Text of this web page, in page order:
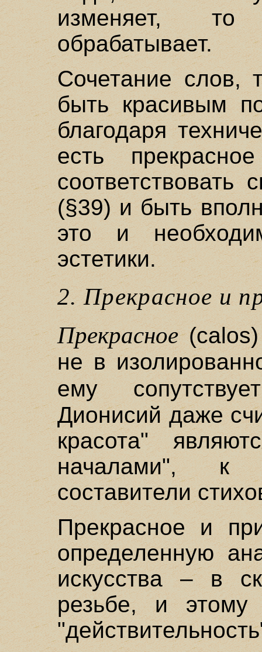
изменяет, то
обрабатывает.
Сочетание слов,
быть красивым
благодаря
есть
соответствовать
(§39) и быть
это и
эстетики.
2. Прекрасное и
Прекрасное(calos)
не в
ему
Дионисий даже
красота"
началами", к
составители
Прекрасное и
определенную
искусства – в
резьбе, и этому